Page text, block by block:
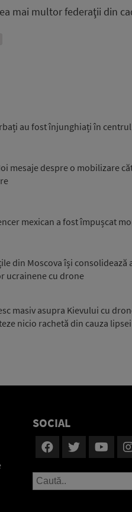
mai multor federaţii din
au fost înjunghiați în
mesaje despre o mobilizare
mexican a fost împușcat
din Moscova își
ucrainene cu drone
masiv asupra Kievului cu
nicio rachetă din cauza
SOCIAL